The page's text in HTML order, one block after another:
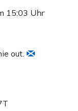
15:03 Uhr
out.